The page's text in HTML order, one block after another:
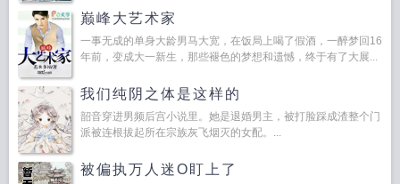
巅峰大艺术家
一事无成的单身大龄男马大宽，在饭局上喝了假酒，一醉梦回16
年前，变成大一新生，那些褪色的梦想和遗憾，终于有了大展...
我们纯阴之体是这样的
韶音穿进男频后宫小说里。她是退婚男主，被打脸踩成渣整个门
派被连根拔起所在宗族灰飞烟灭的女配。...
被偏执万人迷O盯上了